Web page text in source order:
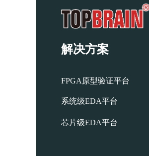
解决方案
FPGA原型验证平台
系统级EDA平台
芯片级EDA平台